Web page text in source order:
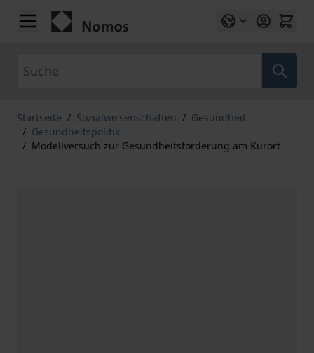
Zum Inhalt springen
Startseite / Sozialwissenschaften / Gesundheit
/ Gesundheitspolitik
/ Modellversuch zur Gesundheitsförderung am Kurort